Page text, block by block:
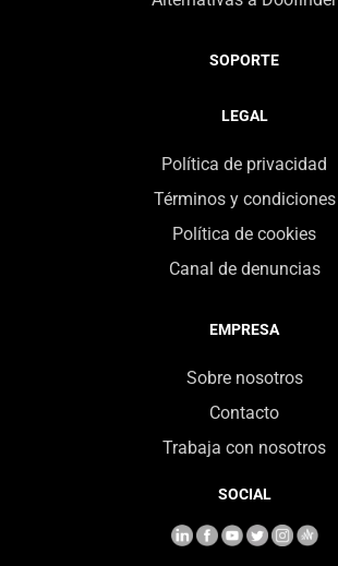
SOPORTE
LEGAL
Política de privacidad
Términos y condiciones
Política de cookies
Canal de denuncias
EMPRESA
Sobre nosotros
Contacto
Trabaja con nosotros
SOCIAL